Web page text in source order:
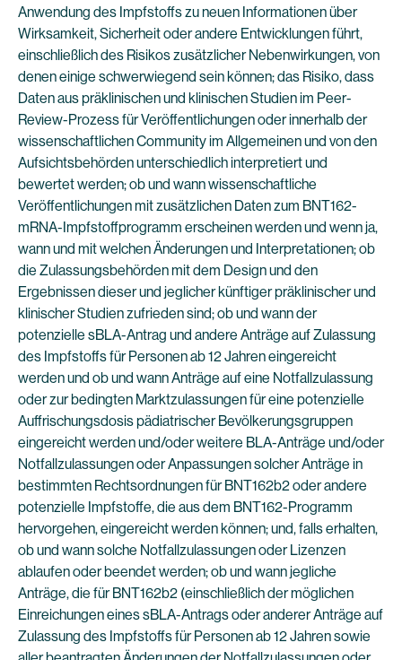
Anwendung des Impfstoffs zu neuen Informationen über
Wirksamkeit, Sicherheit oder andere Entwicklungen führt,
einschließlich des Risikos zusätzlicher Nebenwirkungen, von
denen einige schwerwiegend sein können; das Risiko, dass
Daten aus präklinischen und klinischen Studien im Peer-
Review-Prozess für Veröffentlichungen oder innerhalb der
wissenschaftlichen Community im Allgemeinen und von den
Aufsichtsbehörden unterschiedlich interpretiert und
bewertet werden; ob und wann wissenschaftliche
Veröffentlichungen mit zusätzlichen Daten zum BNT162-
mRNA-Impfstoffprogramm erscheinen werden und wenn ja,
wann und mit welchen Änderungen und Interpretationen; ob
die Zulassungsbehörden mit dem Design und den
Ergebnissen dieser und jeglicher künftiger präklinischer und
klinischer Studien zufrieden sind; ob und wann der
potenzielle sBLA-Antrag und andere Anträge auf Zulassung
des Impfstoffs für Personen ab 12 Jahren eingereicht
werden und ob und wann Anträge auf eine Notfallzulassung
oder zur bedingten Marktzulassungen für eine potenzielle
Auffrischungsdosis pädiatrischer Bevölkerungsgruppen
eingereicht werden und/oder weitere BLA-Anträge und/oder
Notfallzulassungen oder Anpassungen solcher Anträge in
bestimmten Rechtsordnungen für BNT162b2 oder andere
potenzielle Impfstoffe, die aus dem BNT162-Programm
hervorgehen, eingereicht werden können; und, falls erhalten,
ob und wann solche Notfallzulassungen oder Lizenzen
ablaufen oder beendet werden; ob und wann jegliche
Anträge, die für BNT162b2 (einschließlich der möglichen
Einreichungen eines sBLA-Antrags oder anderer Anträge auf
Zulassung des Impfstoffs für Personen ab 12 Jahren sowie